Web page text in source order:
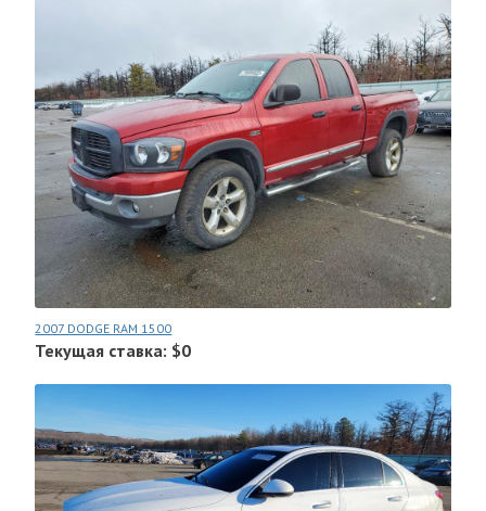
2007 DODGE RAM 1500
Текущая ставка: $0